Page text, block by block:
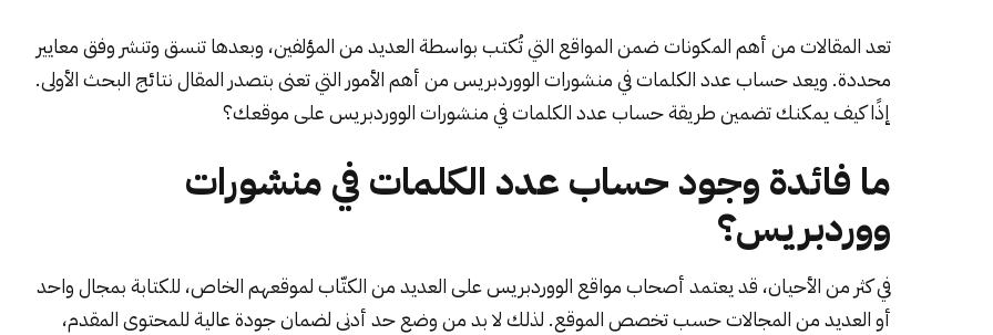
تعد المقالات من أهم المكونات ضمن المواقع التي تُكتب بواسطة العديد من المؤلفين، وبعدها تنسق وتنشر وفق معايير
محددة. ويعد حساب عدد الكلمات في منشورات الووردبريس من أهم الأمور التي تعنى بتصدر المقال نتائج البحث الأولى.
إذًا كيف يمكنك تضمين طريقة حساب عدد الكلمات في منشورات الووردبريس على موقعك؟
ما فائدة وجود حساب عدد الكلمات في منشورات
ووردبريس؟
في كثر من الأحيان، قد يعتمد أصحاب مواقع الووردبريس على العديد من الكتّاب لموقعهم الخاص، للكتابة بمجال واحد
أو العديد من المجالات حسب تخصص الموقع. لذلك لا بد من وضع حد أدنى لضمان جودة عالية للمحتوى المقدم،